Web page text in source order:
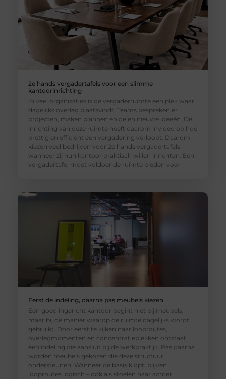
2e hands vergadertafels voor een slimme
kantoorinrichting
In veel organisaties is de vergaderruimte een plek waar
dagelijks overleg plaatsvindt. Teams bespreken er
projecten, maken plannen en delen nieuwe ideeën. De
inrichting van deze ruimte heeft daarom invloed op hoe
prettig en efficiënt een vergadering verloopt. Daarom
kiezen veel bedrijven voor 2e hands vergadertafels
wanneer zij hun kantoor praktisch willen inrichten. Een
vergadertafel moet voldoende ruimte bieden voor
Eerst de indeling, daarna pas meubels kiezen
Een goed ingericht kantoor begint niet bij meubels,
maar bij de manier waarop de ruimte dagelijks wordt
gebruikt. Door eerst te kijken naar looproutes,
overlegmomenten en concentratieplekken ontstaat
een indeling die aansluit bij de werkpraktijk. Pas daarna
worden meubels gekozen die deze structuur
ondersteunen. Wanneer de basis klopt, blijven
looproutes logisch – ook als stoelen naar achter